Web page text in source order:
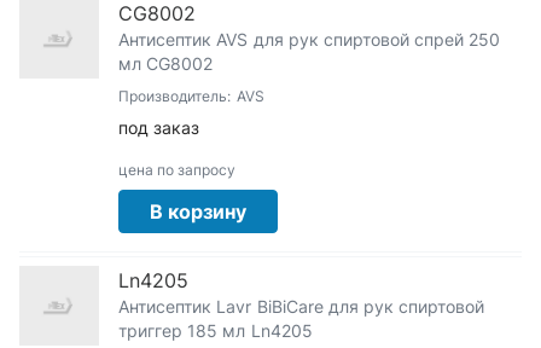
CG8002
Антисептик AVS для рук спиртовой спрей 250
мл CG8002
Производитель: AVS
под заказ
цена по запросу
В корзину
Ln4205
Антисептик Lavr BiBiCare для рук спиртовой
триггер 185 мл Ln4205